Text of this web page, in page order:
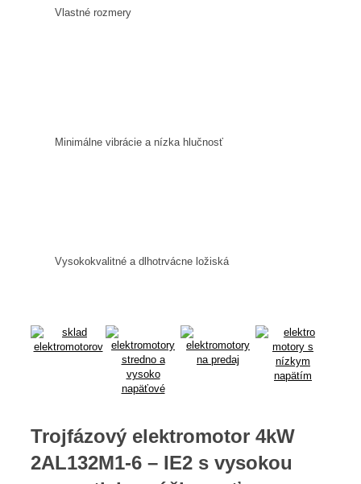
Vlastné rozmery
Minimálne vibrácie a nízka hlučnosť
Vysokokvalitné a dlhotrvácne ložiská
Trojfázový elektromotor 4kW
2AL132M1-6 – IE2 s vysokou